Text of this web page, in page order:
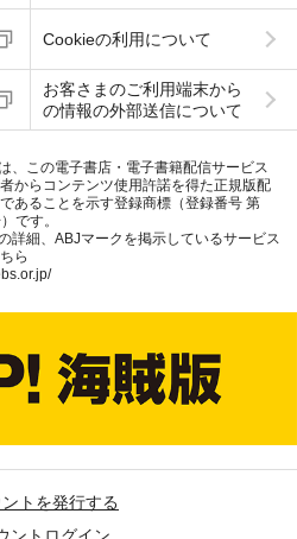
Cookieの利用について
お客さまのご利用端末から
の情報の外部送信について
、この電子書店・電子書籍配信サービス
からコンテンツ使用許諾を得た正規版配
あることを示す登録商標（登録番号 第
です。
詳細、ABJマークを掲示しているサービス
ら
トを発行する